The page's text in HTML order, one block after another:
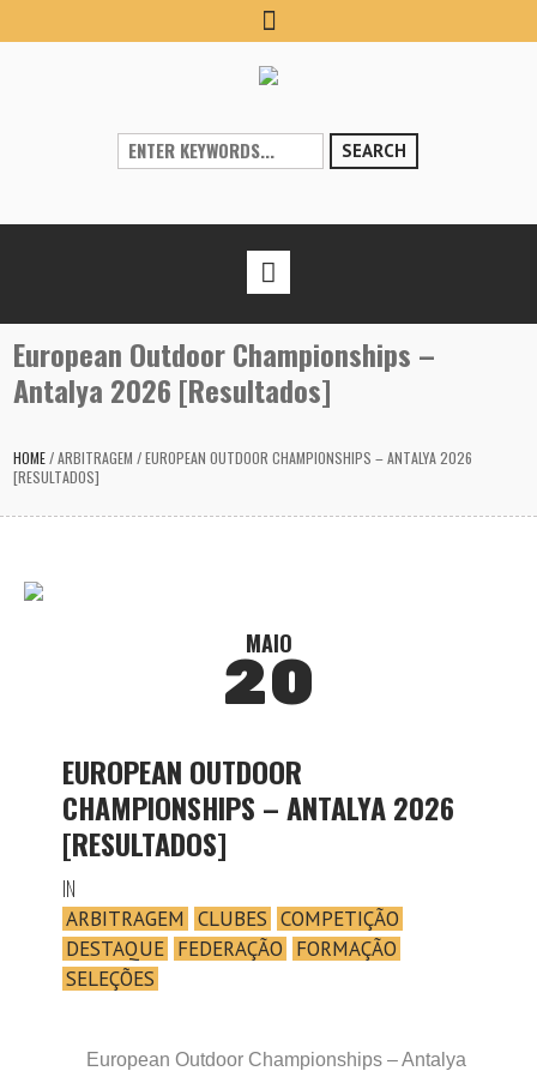
SEARCH
European Outdoor Championships –
Antalya 2026 [Resultados]
HOME/ARBITRAGEM /EUROPEAN OUTDOOR CHAMPIONSHIPS – ANTALYA 2026
[RESULTADOS]
MAIO
20
EUROPEAN OUTDOOR
CHAMPIONSHIPS – ANTALYA 2026
[RESULTADOS]
IN
ARBITRAGEM CLUBES COMPETIÇÃO
DESTAQUE FEDERAÇÃO FORMAÇÃO
SELEÇÕES
European Outdoor Championships – Antalya